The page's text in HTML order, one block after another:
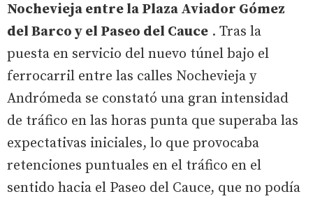
Nochevieja entre la Plaza Aviador Gómez
del Barco y el Paseo del Cauce . Tras la
puesta en servicio del nuevo túnel bajo el
ferrocarril entre las calles Nochevieja y
Andrómeda se constató una gran intensidad
de tráfico en las horas punta que superaba las
expectativas iniciales, lo que provocaba
retenciones puntuales en el tráfico en el
sentido hacia el Paseo del Cauce, que no podía